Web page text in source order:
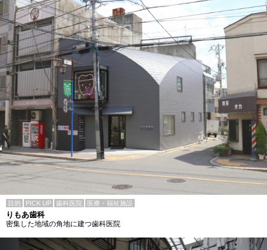
目的 PICK UP 歯科医院 医療・福祉施設
りもあ歯科
密集した地域の角地に建つ歯科医院